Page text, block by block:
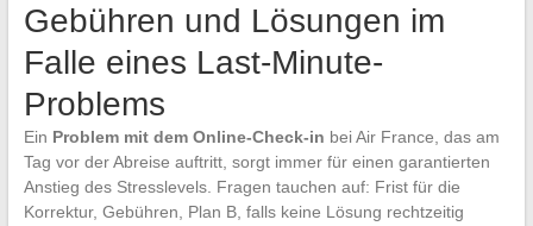
Gebühren und Lösungen im
Falle eines Last-Minute-
Problems
Ein Problem mit dem Online-Check-in bei Air France, das am
Tag vor der Abreise auftritt, sorgt immer für einen garantierten
Anstieg des Stresslevels. Fragen tauchen auf: Frist für die
Korrektur, Gebühren, Plan B, falls keine Lösung rechtzeitig